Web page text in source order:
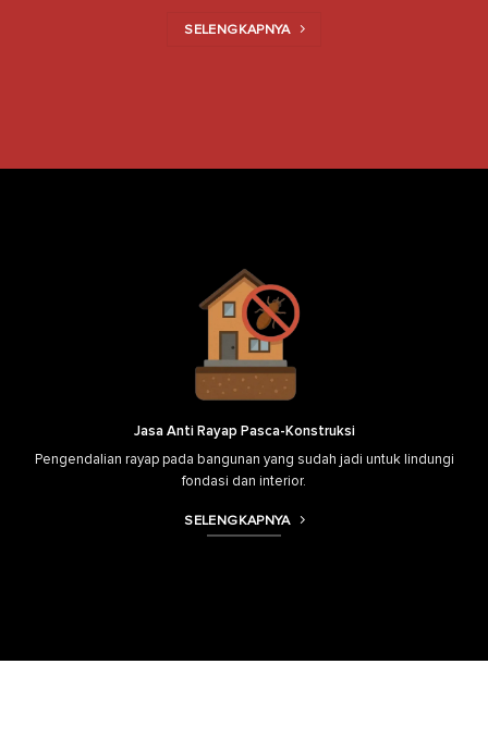
SELENGKAPNYA
Jasa Anti Rayap Pasca-Konstruksi
Pengendalian rayap pada bangunan yang sudah jadi untuk lindungi
fondasi dan interior.
SELENGKAPNYA